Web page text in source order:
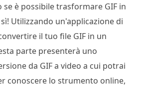
se è possibile trasformare GIF in
Utilizzando un'applicazione di
il tuo file GIF in un
parte presenterà uno
da GIF a video a cui potrai
conoscere lo strumento online,